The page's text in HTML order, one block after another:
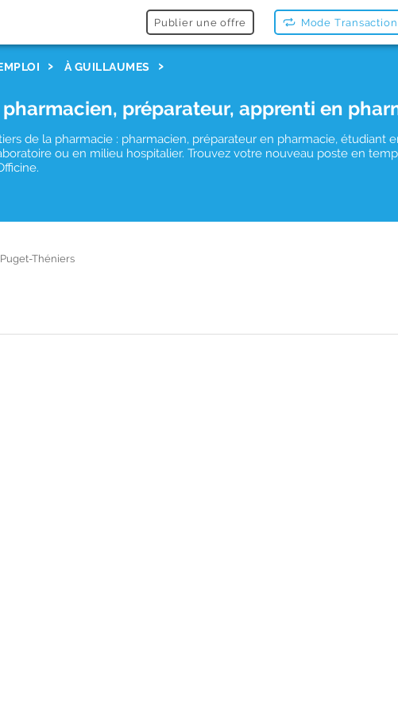
Publier une offre Mode Transaction
À GUILLAUMES
préparateur, apprenti en
de la pharmacie : pharmacien, préparateur en pharmacie, étudiant
ou en milieu hospitalier. Trouvez votre nouveau poste en
Puget-Théniers